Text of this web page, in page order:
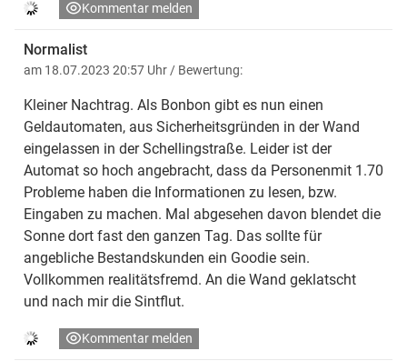
Kommentar melden
Normalist
am 18.07.2023 20:57 Uhr / Bewertung:
Kleiner Nachtrag. Als Bonbon gibt es nun einen
Geldautomaten, aus Sicherheitsgründen in der Wand
eingelassen in der Schellingstraße. Leider ist der
Automat so hoch angebracht, dass da Personenmit 1.70
Probleme haben die Informationen zu lesen, bzw.
Eingaben zu machen. Mal abgesehen davon blendet die
Sonne dort fast den ganzen Tag. Das sollte für
angebliche Bestandskunden ein Goodie sein.
Vollkommen realitätsfremd. An die Wand geklatscht
und nach mir die Sintflut.
Kommentar melden